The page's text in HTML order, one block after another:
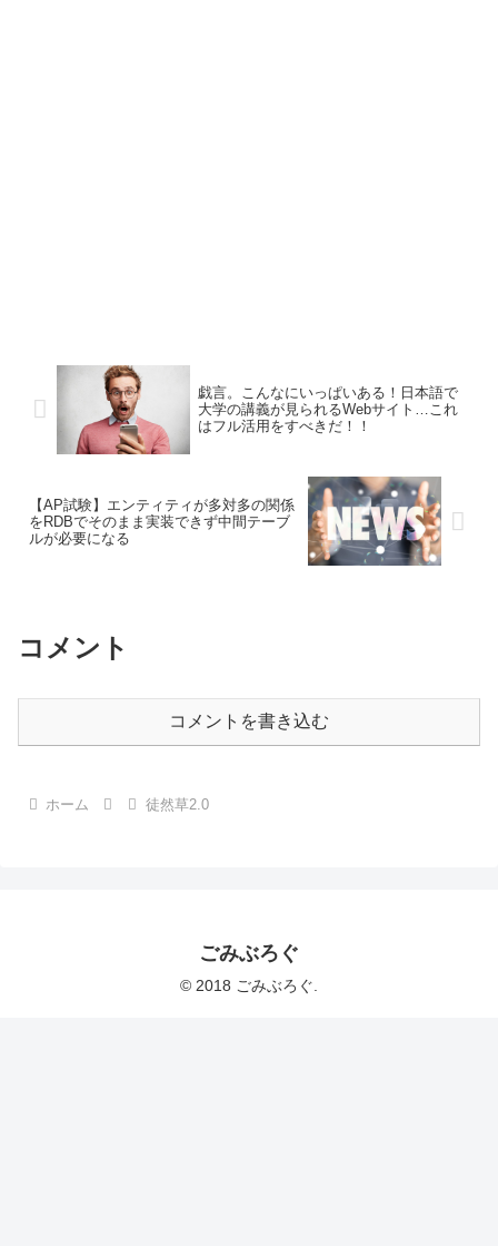
戯言。こんなにいっぱいある！日本語で
大学の講義が見られるWebサイト…これ
はフル活用をすべきだ！！
【AP試験】エンティティが多対多の関係
をRDBでそのまま実装できず中間テーブ
ルが必要になる
コメント
コメントを書き込む
ホーム 徒然草2.0
ごみぶろぐ
© 2018 ごみぶろぐ.